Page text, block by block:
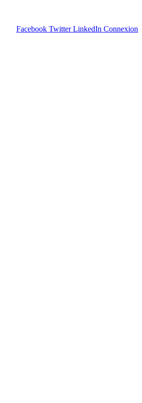
Facebook Twitter LinkedIn Connexion